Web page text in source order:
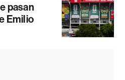
pasan
Emilio